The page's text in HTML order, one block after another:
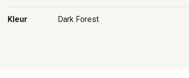
Kleur Dark Forest